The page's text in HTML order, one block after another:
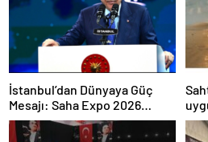
İstanbul’dan Dünyaya Güç
Mesajı: Saha Expo 2026
Rekorlarla Kapılarını Kapattı